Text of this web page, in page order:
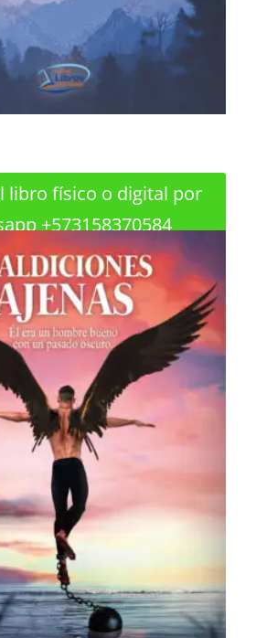
libro físico o digital por
+573158370584